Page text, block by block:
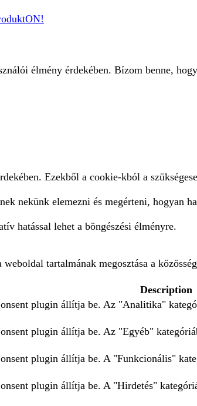
élmény érdekében. Bízom benne,
Ezekből a cookie-kból a
nekünk elemezni és megérteni, hogyan
hatással lehet a böngészési élményre.
tartalmának megosztása a
Description
plugin állítja be. Az "Analitika"
plugin állítja be. Az "Egyéb"
plugin állítja be. A "Funkcionális"
plugin állítja be. A "Hirdetés"